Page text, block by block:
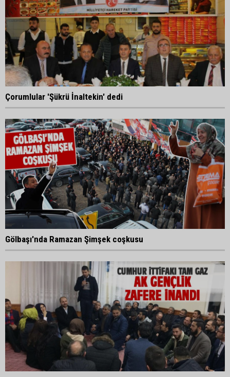
Çorumlular 'Şükrü İnaltekin' dedi
Gölbaşı'nda Ramazan Şimşek coşkusu